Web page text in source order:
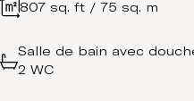
807 sq. ft / 75 sq. m
Salle de bain avec
2 WC